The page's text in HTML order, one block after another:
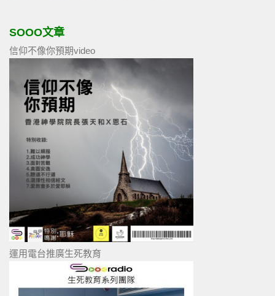
SOOO文章
信仰不像你預期video
運用電台推廣生死教育